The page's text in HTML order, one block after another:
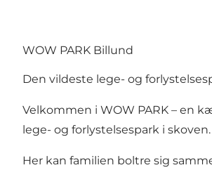
WOW PARK Billund
Den vildeste lege- og
Velkommen i WOW PARK – en
lege- og forlystelsespark i skoven.
Her kan familien boltre sig